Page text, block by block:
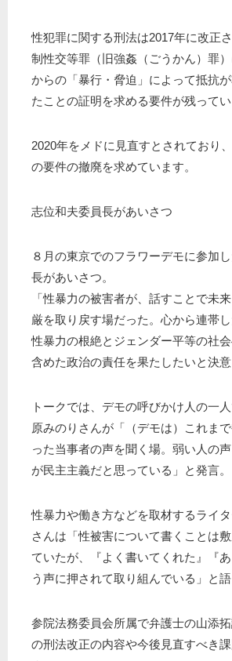
性犯罪に関する刑法は2017年に改正
制性交等罪（旧強姦（ごうかん）罪
からの「暴行・脅迫」によって抵抗
たことの証明を求める要件が残ってい
2020年をメドに見直すとされており
の要件の撤廃を求めています。
志位和夫委員長があいさつ
８月の東京でのフラワーデモに参加
長があいさつ。
「性暴力の被害者が、話すことで未
厳を取り戻す場だった。心から連帯し
性暴力の根絶とジェンダー平等の社
含めた政治の責任を果たしたいと決意
トークでは、デモの呼びかけ人の一
原みのりさんが「（デモは）これま
った当事者の声を聞く場。弱い人の
が民主主義だと思っている」と発言。
性暴力や働き方などを取材するライ
さんは「性被害について書くことは
ていたが、『よく書いてくれた』『
う声に押されて取り組んでいる」と語
参院法務委員会所属で弁護士の山添
の刑法改正の内容や今後見直すべき